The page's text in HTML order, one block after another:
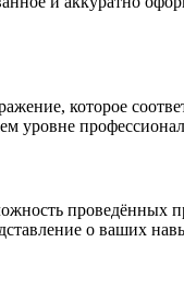
которое
уровне
проведённых
о ваших